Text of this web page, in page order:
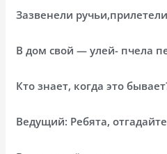
Зазвенели
В дом свой — улей- пчела
Кто знает, когда это
Ведущий: Ребята,